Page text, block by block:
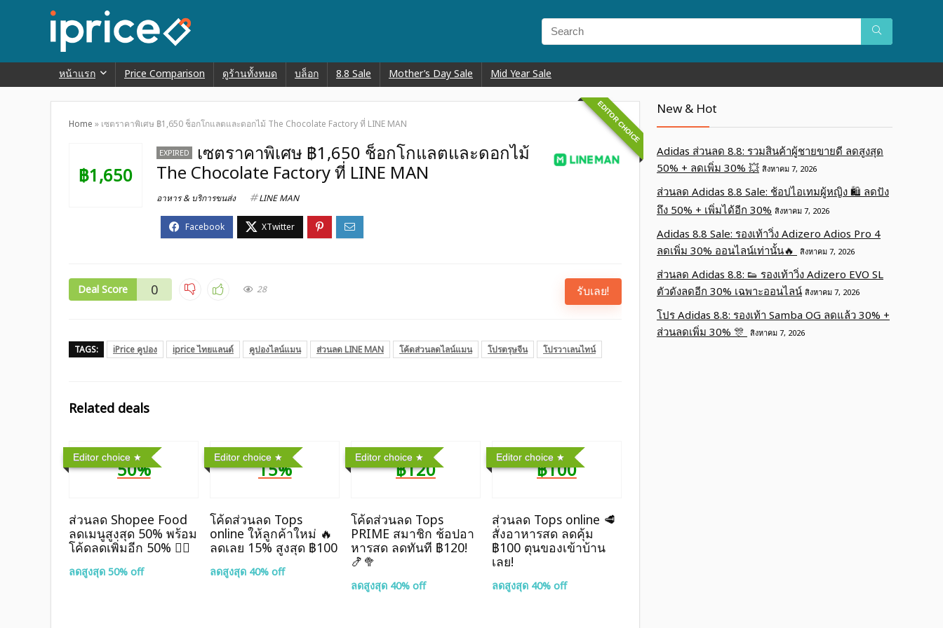
หน้าแรก Price Comparison ดูร้านทั้งหมด บล็อก 8.8 Sale Mother’s Day Sale Mid Year Sale
Home » เซตราคาพิเศษ ฿1,650 ช็อกโกแลตและดอกไม้ The Chocolate Factory ที่ LINE MAN EDITOR CHOICE
฿1,650
EXPIRED
เซตราคาพิเศษ ฿1,650 ช็อกโกแลตและดอกไม้
The Chocolate Factory ที่ LINE MAN
อาหาร & บริการขนส่ง LINE MAN
Deal Score 0 28 รับเลย!
TAGS: iPrice คูปอง iprice ไทยแลนด์ คูปองไลน์แมน ส่วนลด LINE MAN โค้ดส่วนลดไลน์แมน โปรตรุษจีน โปรวาเลนไทน์
Related deals
Editor choice
50%
ส่วนลด Shopee Food
ลดเมนูสูงสุด 50% พร้อม
โค้ดลดเพิ่มอีก 50% ❤️‍🔥
ลดสูงสุด 50% off
Editor choice
15%
โค้ดส่วนลด Tops
online ให้ลูกค้าใหม่ 🔥
ลดเลย 15% สูงสุด ฿100
ลดสูงสุด 40% off
Editor choice
฿120
โค้ดส่วนลด Tops
PRIME สมาชิก ช้อปอา
หารสด ลดทันที ฿120!
🍤🥦
ลดสูงสุด 40% off
Editor choice
฿100
ส่วนลด Tops online 🥩
สั่งอาหารสด ลดคุ้ม
฿100 ตุนของเข้าบ้าน
เลย!
ลดสูงสุด 40% off
New & Hot
Adidas ส่วนลด 8.8: รวมสินค้าผู้ชายขายดี ลดสูงสุด
50% + ลดเพิ่ม 30% 💥 สิงหาคม 7, 2026
ส่วนลด Adidas 8.8 Sale: ช้อปไอเทมผู้หญิง 🛍️ ลดปัง
ถึง 50% + เพิ่มได้อีก 30% สิงหาคม 7, 2026
Adidas 8.8 Sale: รองเท้าวิ่ง Adizero Adios Pro 4
ลดเพิ่ม 30% ออนไลน์เท่านั้น🔥
สิงหาคม 7, 2026
ส่วนลด Adidas 8.8: 👟 รองเท้าวิ่ง Adizero EVO SL
ตัวดังลดอีก 30% เฉพาะออนไลน์ สิงหาคม 7, 2026
โปร Adidas 8.8: รองเท้า Samba OG ลดแล้ว 30% +
ส่วนลดเพิ่ม 30% 🎊 สิงหาคม 7, 2026